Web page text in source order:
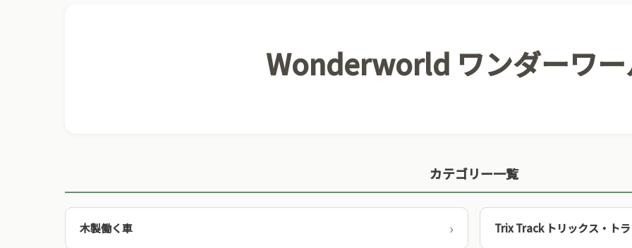
Wonderworld ワンダーワ
カテゴリー一覧
木製働く車 Trix Track トリックス・ト